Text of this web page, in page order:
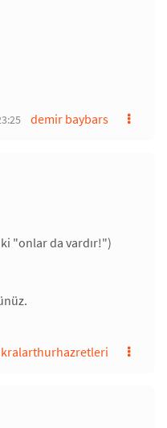
demir baybars
"onlar da vardır!")
kralarthurhazretleri